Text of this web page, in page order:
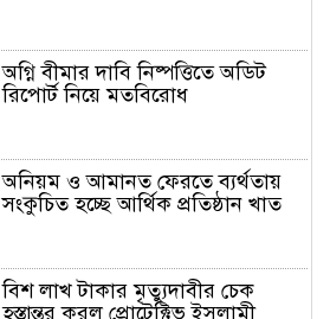
অগ্নি বীমার দাবি নিষ্পত্তিতে অডিট
রিপোর্ট নিয়ে মতবিরোধ
অনিয়ম ও আমানত ফেরতে ব্যর্থতায়
সংকুচিত হচ্ছে আর্থিক প্রতিষ্ঠান খাত
বিশ লাখ টাকার মৃত্যুদাবীর চেক
হস্তান্তর করল প্রোটেক্টিভ ইসলামী